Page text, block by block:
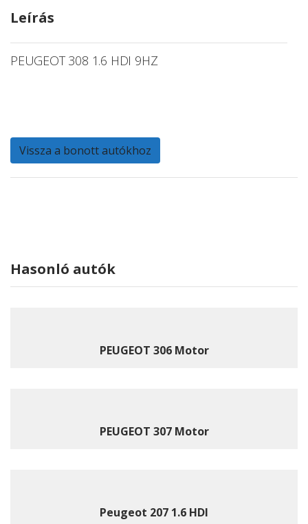
Leírás
PEUGEOT 308 1.6 HDI 9HZ
Vissza a bonott autókhoz
Hasonló autók
PEUGEOT 306 Motor
PEUGEOT 307 Motor
Peugeot 207 1.6 HDI